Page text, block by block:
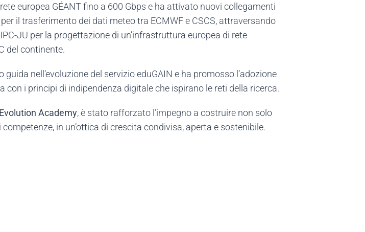
europea GÉANT fino a 600 Gbps e ha attivato nuovi collegamenti
il trasferimento dei dati meteo tra ECMWF e CSCS, attraversando
JU per la progettazione di un’infrastruttura europea di rete
del continente.
nell’evoluzione del servizio eduGAIN e ha promosso l’adozione
con i principi di indipendenza digitale che ispirano le reti della ricerca.
Academy, è stato rafforzato l’impegno a costruire non solo
in un’ottica di crescita condivisa, aperta e sostenibile.